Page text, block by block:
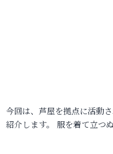
今回は、芦屋を拠点に活動
紹介します。 服を着て立つ